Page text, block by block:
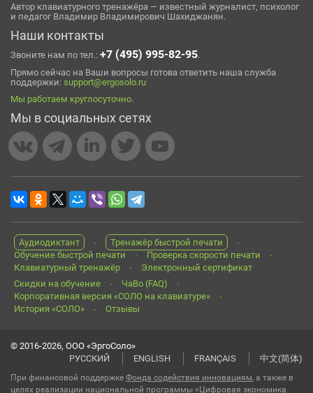
Автор клавиатурного тренажёра — известный журналист, психолог
и педагог Владимир Владимирович Шахиджанян.
Наши контакты
Звоните нам по тел.: +7 (495) 995-82-95.
Прямо сейчас на Ваши вопросы готова ответить наша служба
поддержки: support@ergosolo.ru
Мы работаем круглосуточно.
Мы в социальных сетях
Аудиодиктант
Тренажёр быстрой печати
Обучение быстрой печати
Проверка скорости печати
Клавиатурный тренажёр
Электронный сертификат
Скидки на обучение
ЧаВо (FAQ)
Корпоративная версия «СОЛО на клавиатуре»
История «СОЛО»
Отзывы
© 2016-2026, ООО «ЭргоСоло»
РУССКИЙ
ENGLISH FRANÇAIS 中文(简体)
При финансовой поддержке Фонда содействия инновациям, а также в
целях реализации национальной программы «Цифровая экономика